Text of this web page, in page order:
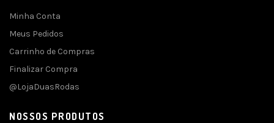
Minha Conta
Meus Pedidos
Carrinho de Compras
Finalizar Compra
@LojaDuasRodas
NOSSOS PRODUTOS